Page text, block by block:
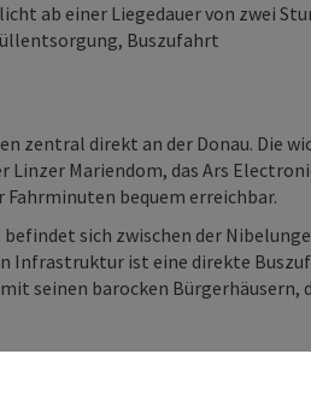
ab einer Liegedauer von zwei
Buszufahrt
zentral direkt an der Donau. Die
Mariendom, das Ars
bequem erreichbar.
sich zwischen der
Infrastruktur ist eine direkte
seinen barocken Bürgerhäusern,